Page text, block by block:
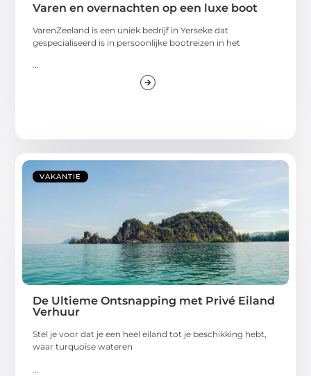
Varen en overnachten op een luxe boot
VarenZeeland is een uniek bedrijf in Yerseke dat
gespecialiseerd is in persoonlijke bootreizen in het
...
VAKANTIE
De Ultieme Ontsnapping met Privé Eiland
Verhuur
Stel je voor dat je een heel eiland tot je beschikking hebt,
waar turquoise wateren